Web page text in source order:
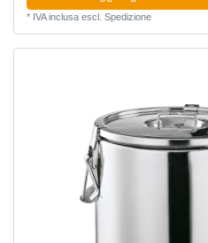
* IVA inclusaescl. Spedizione